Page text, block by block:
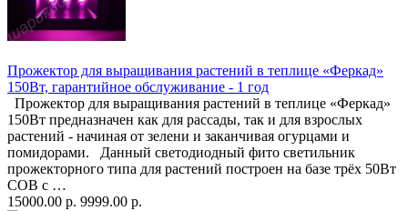
Прожектор для выращивания растений в теплице «Феркад»
150Вт, гарантийное обслуживание - 1 год
Прожектор для выращивания растений в теплице «Феркад»
150Вт предназначен как для рассады, так и для взрослых
растений - начиная от зелени и заканчивая огурцами и
помидорами. Данный светодиодный фито светильник
прожекторного типа для растений построен на базе трёх 50Вт
COB с …
15000.00 р. 9999.00 р.